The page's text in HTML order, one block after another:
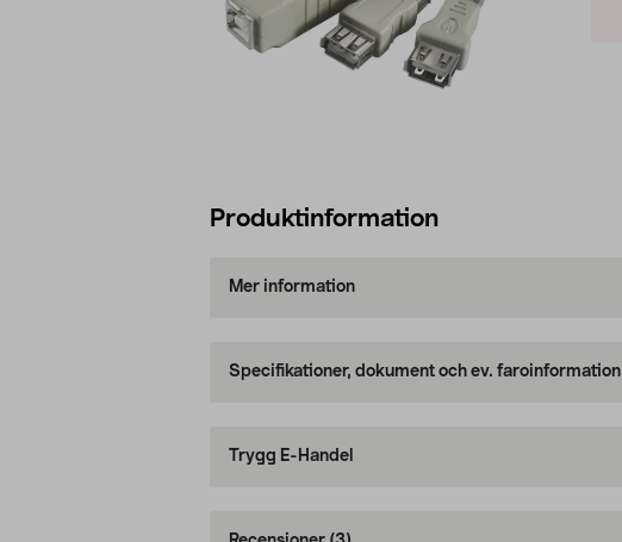
Produktinformation
Mer information
Specifikationer, dokument och ev. faroinformation
Trygg E-Handel